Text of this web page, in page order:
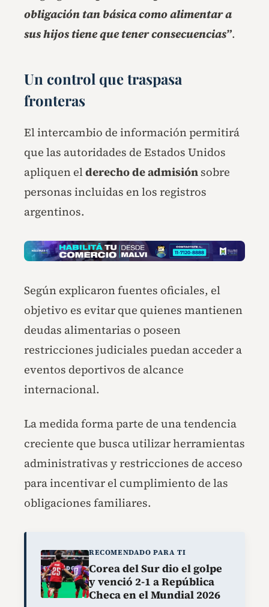
obligación tan básica como alimentar a
sus hijos tiene que tener consecuencias”.
Un control que traspasa
fronteras
El intercambio de información permitirá
que las autoridades de Estados Unidos
apliquen elderecho de admisión sobre
personas incluidas en los registros
argentinos.
Según explicaron fuentes oficiales, el
objetivo es evitar que quienes mantienen
deudas alimentarias o poseen
restricciones judiciales puedan acceder a
eventos deportivos de alcance
internacional.
La medida forma parte de una tendencia
creciente que busca utilizar herramientas
administrativas y restricciones de acceso
para incentivar el cumplimiento de las
obligaciones familiares.
RECOMENDADO PARA TI
Corea del Sur dio el golpe
y venció 2-1 a República
Checa en el Mundial 2026